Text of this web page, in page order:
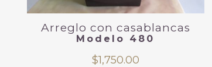
Arreglo con casablancas
Modelo 480
$1,750.00